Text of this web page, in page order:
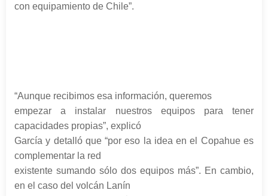
con equipamiento de Chile”.
“Aunque recibimos esa información, queremos
empezar a instalar nuestros equipos para tener
capacidades propias”, explicó
García y detalló que “por eso la idea en el Copahue es
complementar la red
existente sumando sólo dos equipos más”. En cambio,
en el caso del volcán Lanín